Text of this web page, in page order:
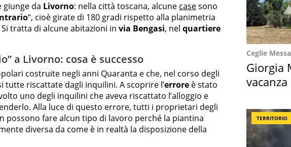
giunge da Livorno: nella città toscana, alcune casesono
“, cioè girate di 180 gradi rispetto alla planimetria
tratta di alcune abitazioni in via Bengasi, nel quartiere
a Livorno: cosa è successo
costruite negli anni Quaranta e che, nel corso degli
tutte riscattate dagli inquilini. A scoprire l’errore è stato
uno degli inquilini che aveva riscattato l’alloggio e
Alla luce di questo errore, tutti i proprietari degli
possono fare alcun tipo di lavoro perché la piantina
diversa da come è in realtà la disposizione della
Ceglie
Giorgia
TERRITORIO